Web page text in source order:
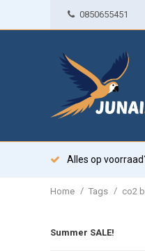
0850655451
Alles op
Home / Tags / co2
Summer SALE!